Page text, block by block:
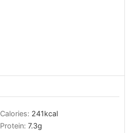
Calories: 241kcal
Protein: 7.3g